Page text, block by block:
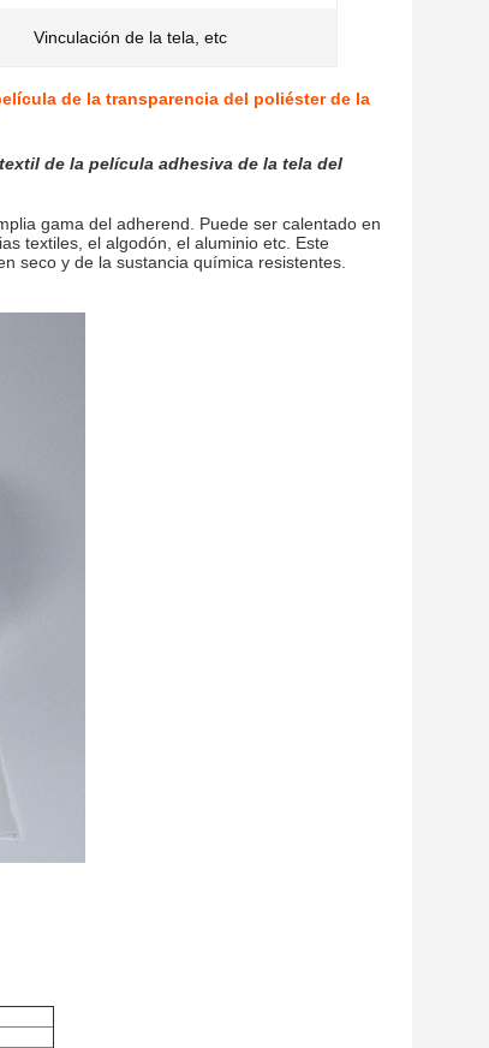
Vinculación de la tela, etc
de la transparencia del poliéster de la
de la película adhesiva de la tela del
gama del adherend. Puede ser calentado en
textiles, el algodón, el aluminio etc. Este
seco y de la sustancia química resistentes.